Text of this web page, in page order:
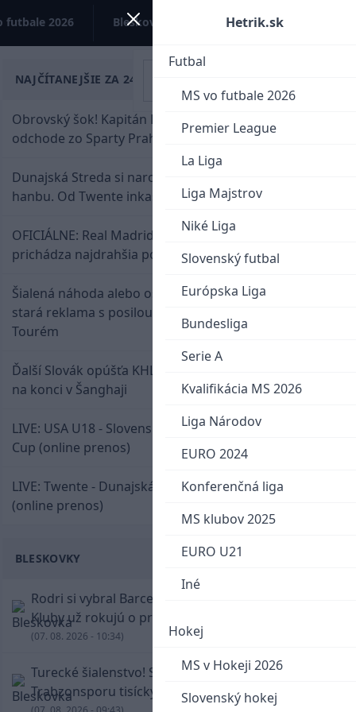
futbale 2026 Bleskovky Kontakt
Hetrik.sk
Futbal
MS vo futbale 2026
Premier League
La Liga
Liga Majstrov
Niké Liga
Slovenský futbal
Európska Liga
Bundesliga
Serie A
Kvalifikácia MS 2026
Liga Národov
EURO 2024
Konferenčná liga
MS klubov 2025
EURO U21
Iné
Hokej
MS v Hokeji 2026
Slovenský hokej
NAJČÍTANEJŠIE ZA 24 HODÍN
Obrovský šok! Kapitán Lukáš Haraslín je údajne na
odchode zo Sparty Praha
Dunajská Streda si narobila v Holandsku poriadnu
hanbu. Od Twente inkasovala poltucet
OFICIÁLNE: Real Madrid rozbil bank. Z Lipska
prichádza najdrahšia posila v klubovej histórii
Šialená náhoda alebo osud? Našla sa 11 rokov
stará reklama s posilou Slovana a trénerom
Tourém
Ďalší Slovák opúšťa KHL. Patrik Rybár sa dohodol
na konci v Šanghaji
LIVE: USA U18 - Slovensko U18 / Hlinka-Gretzky
Cup (online prenos)
LIVE: Twente - Dunajská Streda / Konferenčná liga
(online prenos)
BLESKOVKY
Rodri si vybral Barcelonu a odmietol Real.
Kluby už rokujú o prestupovej čiastke
(07. 08. 2026 - 10:34)
Turecké šialenstvo! Salaha vítali na štadióne
Trabzonsporu tisícky fanúšikov